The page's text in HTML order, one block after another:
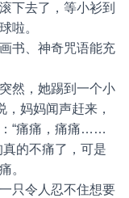
下去了，等小衫到
啦。
书、神奇咒语能充
然，她踢到一个小
，妈妈闻声赶来，
“痛痛，痛痛……
的不痛了，可是
。
只令人忍不住想要